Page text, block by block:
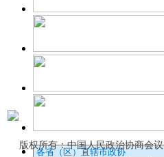
版权所有：中国人民政治协商会议